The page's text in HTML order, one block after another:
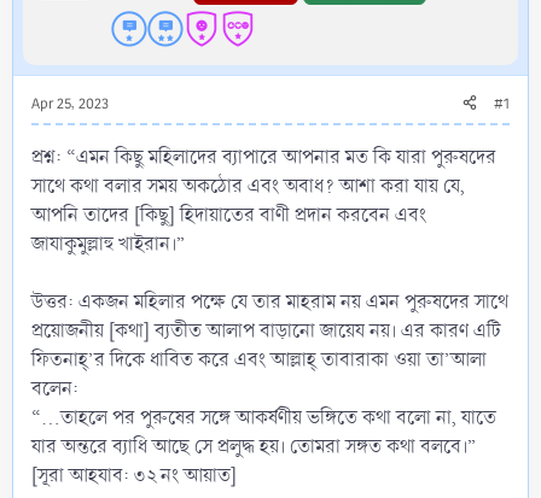
Apr 25, 2023 #1
প্রশ্ন: “এমন কিছু মহিলাদের ব্যাপারে আপনার মত কি যারা পুরুষদের
সাথে কথা বলার সময় অকঠোর এবং অবাধ? আশা করা যায় যে,
আপনি তাদের [কিছু] হিদায়াতের বাণী প্রদান করবেন এবং
জাযাকুমুল্লাহু খাইরান।”
উত্তর: একজন মহিলার পক্ষে যে তার মাহরাম নয় এমন পুরুষদের সাথে
প্রয়োজনীয় [কথা] ব্যতীত আলাপ বাড়ানো জায়েয নয়। এর কারণ এটি
ফিতনাহ্’র দিকে ধাবিত করে এবং আল্লাহ্ তাবারাকা ওয়া তা’আলা
বলেন:
“...তাহলে পর পুরুষের সঙ্গে আকর্ষণীয় ভঙ্গিতে কথা বলো না, যাতে
যার অন্তরে ব্যাধি আছে সে প্রলুদ্ধ হয়। তোমরা সঙ্গত কথা বলবে।”
[সূরা আহযাব: ৩২ নং আয়াত]